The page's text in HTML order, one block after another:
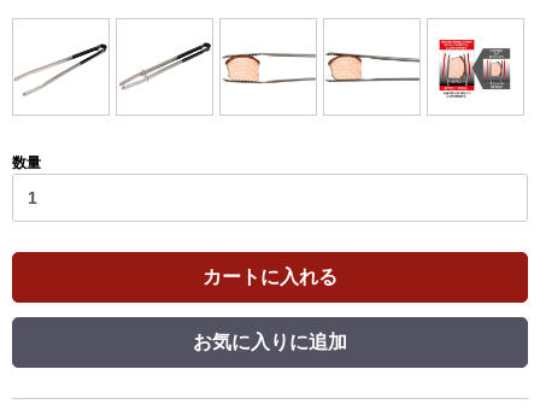
数量
カートに入れる
お気に入りに追加